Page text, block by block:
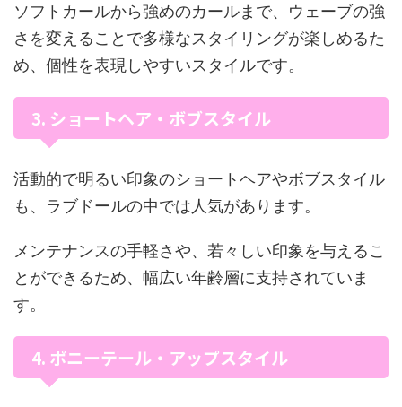
ソフトカールから強めのカールまで、ウェーブの強
さを変えることで多様なスタイリングが楽しめるた
め、個性を表現しやすいスタイルです。
3. ショートヘア・ボブスタイル
活動的で明るい印象のショートヘアやボブスタイル
も、ラブドールの中では人気があります。
メンテナンスの手軽さや、若々しい印象を与えるこ
とができるため、幅広い年齢層に支持されていま
す。
4. ポニーテール・アップスタイル